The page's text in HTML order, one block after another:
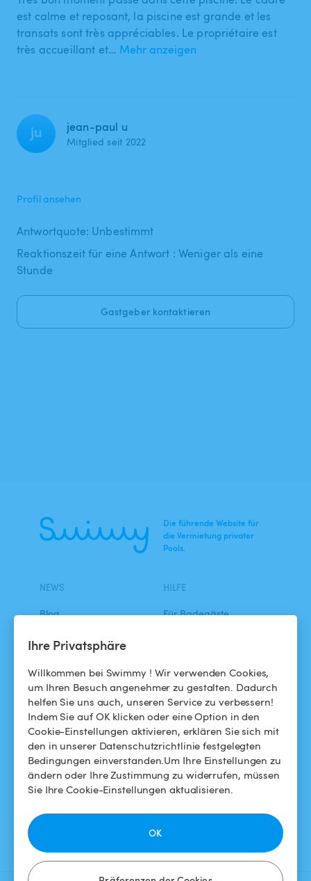
Ihre Privatsphäre
Willkommen bei Swimmy ! Wir verwenden Cookies,
um Ihren Besuch angenehmer zu gestalten. Dadurch
helfen Sie uns auch, unseren Service zu verbessern!
Indem Sie auf OK klicken oder eine Option in den
Cookie-Einstellungen aktivieren, erklären Sie sich mit
den in unserer Datenschutzrichtlinie festgelegten
Bedingungen einverstanden.Um Ihre Einstellungen zu
ändern oder Ihre Zustimmung zu widerrufen, müssen
Sie Ihre Cookie-Einstellungen aktualisieren.
OK
est calme et reposant, la piscine est grande et les
transats sont très appréciables. Le propriétaire est
très accueillant et… Mehr anzeigen
ju jean-paul u
Mitglied seit 2022
Profil ansehen
Antwortquote: Unbestimmt
Reaktionszeit für eine Antwort : Weniger als eine
Stunde
Gastgeber kontaktieren
Die führende Website für
die Vermietung privater
Pools.
NEWS
Blog
Swimmy in den Medien
Das Swimmy-Abenteuer
HILFE
Für Badegäste
Meinen Pool vermieten
So funktioniert's
HILFE
Helpdesk
Allgemeine
Datenschutzbestimmungen
Impressums
FOLGEN SIE UNS
Facebook
Instagram